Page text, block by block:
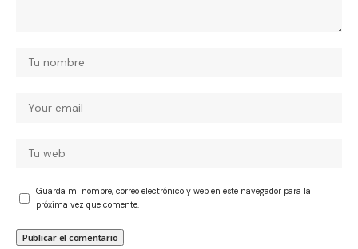
Guarda mi nombre, correo electrónico y web en este navegador para la
próxima vez que comente.